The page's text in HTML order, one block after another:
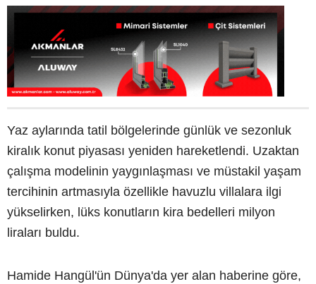
Yaz aylarında tatil bölgelerinde günlük ve sezonluk
kiralık konut piyasası yeniden hareketlendi. Uzaktan
çalışma modelinin yaygınlaşması ve müstakil yaşam
tercihinin artmasıyla özellikle havuzlu villalara ilgi
yükselirken, lüks konutların kira bedelleri milyon
liraları buldu.
Hamide Hangül'ün Dünya'da yer alan haberine göre,